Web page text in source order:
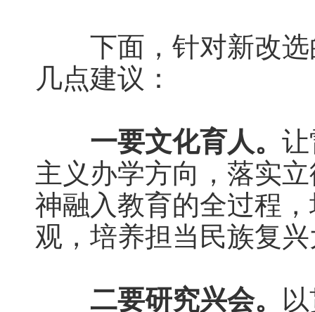
下面，针对新改选
几点建议：
一要文化育人。
主义办学方向，落实
神融入教育的全过程
观，培养担当民族复
二要研究兴会。